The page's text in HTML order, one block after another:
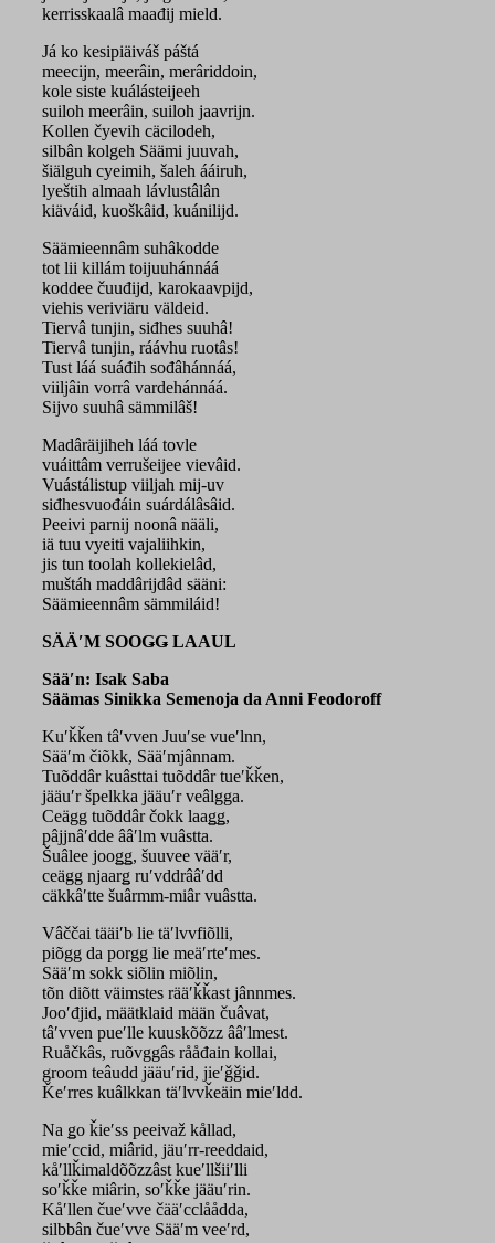
kerrisskaalâ maađij mield.
Já ko kesipiäiváš páštá
meecijn, meerâin, merâriddoin,
kole siste kuálásteijeeh
suiloh meerâin, suiloh jaavrijn.
Kollen čyevih cäcilodeh,
silbân kolgeh Säämi juuvah,
šiälguh cyeimih, šaleh ááiruh,
lyeštih almaah lávlustâlân
kiäváid, kuoškâid, kuánilijd.
Säämieennâm suhâkodde
tot lii killám toijuuhánnáá
koddee čuuđijd, karokaavpijd,
viehis veriviäru väldeid.
Tiervâ tunjin, siđhes suuhâ!
Tiervâ tunjin, ráávhu ruotâs!
Tust láá suáđih sođâhánnáá,
viiljâin vorrâ vardehánnáá.
Sijvo suuhâ sämmilâš!
Madâräijiheh láá tovle
vuáittâm verrušeijee vievâid.
Vuástálistup viiljah mij-uv
siđhesvuođáin suárdálâsâid.
Peeivi parnij noonâ nääli,
iä tuu vyeiti vajaliihkin,
jis tun toolah kollekielâd,
muštáh maddârijdâd sääni:
Säämieennâm sämmiláid!
SÄÄʹM SOOǤǤ LAAUL
Sääʹn: Isak Saba
Säämas Sinikka Semenoja da Anni Feodoroff
Kuʹǩǩen tâʹvven Juuʹse vueʹlnn,
Sääʹm čiõkk, Sääʹmjânnam.
Tuõddâr kuâsttai tuõddâr tueʹǩǩen,
jääuʹr špelkka jääuʹr veâlgga.
Ceägg tuõddâr čokk laaǥǥ,
pâjjnâʹdde ââʹlm vuâstta.
Šuâlee jooǥǥ, šuuvee vääʹr,
ceägg njaarǥ ruʹvddrââʹdd
cäkkâʹtte šuârmm-miâr vuâstta.
Vâččai tääiʹb lie täʹlvvfiõlli,
piõgg da porgg lie meäʹrteʹmes.
Sääʹm sokk siõlin miõlin,
tõn diõtt väimstes rääʹǩǩast jânnmes.
Jooʹđjid, määtklaid mään čuâvat,
tâʹvven pueʹlle kuuskõõzz ââʹlmest.
Ruåčkâs, ruõvggâs rååđain kollai,
groom teâudd jääuʹrid, jieʹǧǧid.
Ǩeʹrres kuâlkkan täʹlvvǩeäin mieʹldd.
Na ǥo ǩieʹss peeivaž kållad,
mieʹccid, miârid, jäuʹrr-reeddaid,
kåʹllǩimaldõõzzâst kueʹllšiiʹlli
soʹǩǩe miârin, soʹǩǩe jääuʹrin.
Kåʹllen čueʹvve čääʹcclåådda,
silbbân čueʹvve Sääʹm veeʹrd,